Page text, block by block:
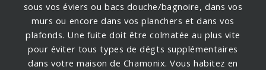
sous vos éviers ou bacs douche/bagnoire, dans vos
murs ou encore dans vos planchers et dans vos
plafonds. Une fuite doit être colmatée au plus vite
pour éviter tous types de dégts supplémentaires
dans votre maison de Chamonix. Vous habitez en